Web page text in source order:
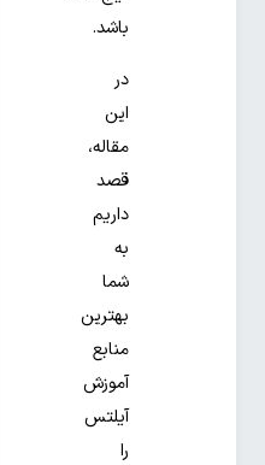
باشد.
در
این
مقاله،
قصد
داریم
به
شما
بهترین
منابع
آموزش
آیلتس
را